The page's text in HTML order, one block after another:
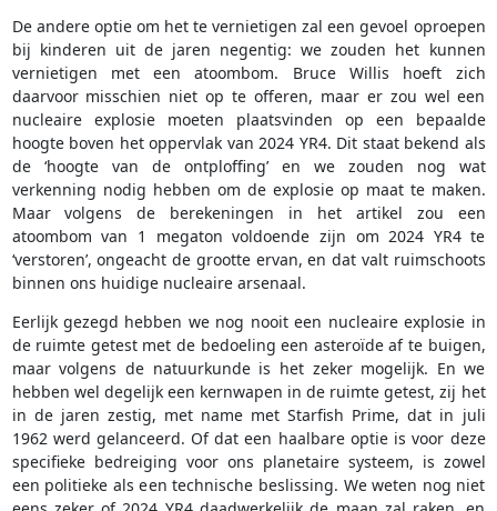
De andere optie om het te vernietigen zal een gevoel oproepen
bij kinderen uit de jaren negentig: we zouden het kunnen
vernietigen met een atoombom. Bruce Willis hoeft zich
daarvoor misschien niet op te offeren, maar er zou wel een
nucleaire explosie moeten plaatsvinden op een bepaalde
hoogte boven het oppervlak van 2024 YR4. Dit staat bekend als
de ‘hoogte van de ontploffing’ en we zouden nog wat
verkenning nodig hebben om de explosie op maat te maken.
Maar volgens de berekeningen in het artikel zou een
atoombom van 1 megaton voldoende zijn om 2024 YR4 te
‘verstoren’, ongeacht de grootte ervan, en dat valt ruimschoots
binnen ons huidige nucleaire arsenaal.
Eerlijk gezegd hebben we nog nooit een nucleaire explosie in
de ruimte getest met de bedoeling een asteroïde af te buigen,
maar volgens de natuurkunde is het zeker mogelijk. En we
hebben wel degelijk een kernwapen in de ruimte getest, zij het
in de jaren zestig, met name met Starfish Prime, dat in juli
1962 werd gelanceerd. Of dat een haalbare optie is voor deze
specifieke bedreiging voor ons planetaire systeem, is zowel
een politieke als een technische beslissing. We weten nog niet